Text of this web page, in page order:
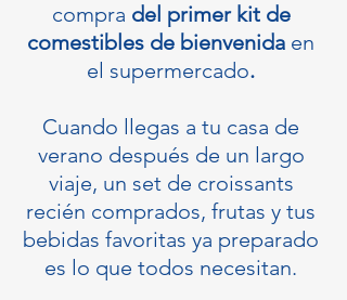
compra del primer kit de
comestibles de bienvenida en
el supermercado.
Cuando llegas a tu casa de
verano después de un largo
viaje, un set de croissants
recién comprados, frutas y tus
bebidas favoritas ya preparado
es lo que todos necesitan.